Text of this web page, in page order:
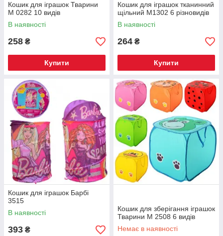
Кошик для іграшок Тварини
M 0282 10 видів
В наявності
258 ₴
Купити
Кошик для іграшок тканинний
щільний M1302 6 різновидів
В наявності
264 ₴
Купити
Кошик для іграшок Барбі
3515
В наявності
393 ₴
Кошик для зберігання іграшок
Тварини М 2508 6 видів
Немає в наявності